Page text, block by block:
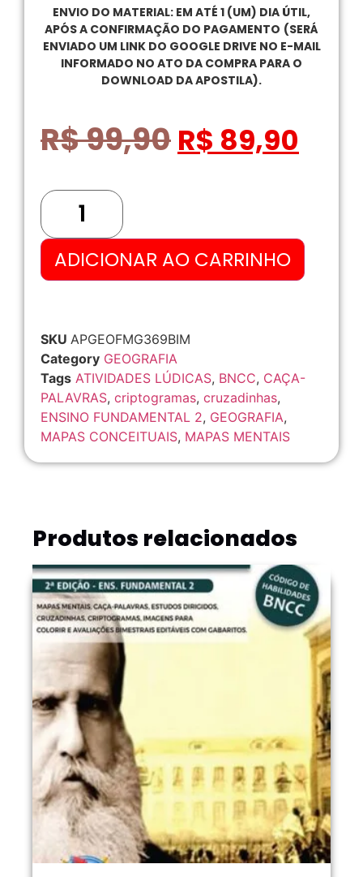
ENVIO DO MATERIAL: EM ATÉ 1 (UM) DIA ÚTIL,
APÓS A CONFIRMAÇÃO DO PAGAMENTO (SERÁ
ENVIADO UM LINK DO GOOGLE DRIVE NO E-MAIL
INFORMADO NO ATO DA COMPRA PARA O
DOWNLOAD DA APOSTILA).
R$99,90 R$ 89,90
ADICIONAR AO CARRINHO
SKU APGEOFMG369BIM
Category GEOGRAFIA
Tags ATIVIDADES LÚDICAS, BNCC, CAÇA-
PALAVRAS, criptogramas, cruzadinhas,
ENSINO FUNDAMENTAL 2, GEOGRAFIA,
MAPAS CONCEITUAIS, MAPAS MENTAIS
Produtos relacionados